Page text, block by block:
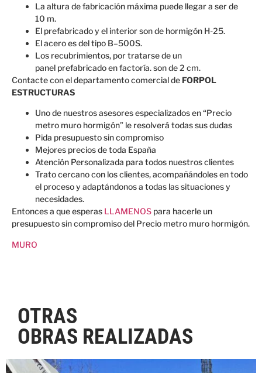
La altura defabricación máxima puede llegar a serde
10 m.
El prefabricadoy el interiorsonde hormigón H-25.
El aceroes deltipo B–500S.
Los recubrimientos, portratarsede un
panel prefabricadoenfactoría.sonde 2 cm.
Contacte con el departamento comercial de FORPOL
ESTRUCTURAS
Uno de nuestros asesores especializados en “Precio
metro muro hormigón” le resolverá todas sus dudas
Pida presupuesto sin compromiso
Mejores precios de toda España
Atención Personalizada para todos nuestros clientes
Trato cercano con los clientes, acompañándoles en todo
el proceso y adaptándonos a todas las situaciones y
necesidades.
Entonces a que esperas LLAMENOS para hacerle un
presupuesto sin compromiso del Precio metro muro hormigón.
MURO
OTRAS
OBRAS REALIZADAS